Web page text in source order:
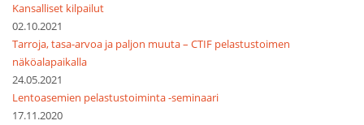
Kansalliset kilpailut
02.10.2021
Tarroja, tasa-arvoa ja paljon muuta – CTIF pelastustoimen
näköalapaikalla
24.05.2021
Lentoasemien pelastustoiminta -seminaari
17.11.2020